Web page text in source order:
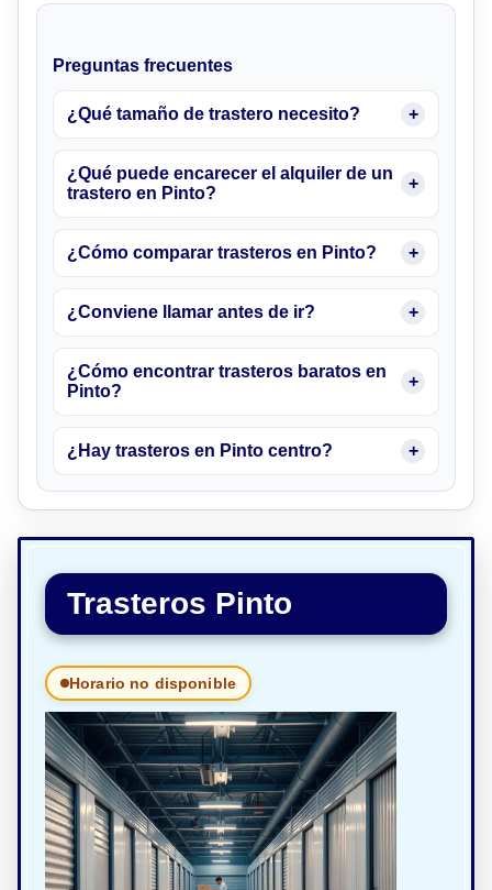
Preguntas frecuentes
¿Qué tamaño de trastero necesito?
¿Qué puede encarecer el alquiler de un
trastero en Pinto?
¿Cómo comparar trasteros en Pinto?
¿Conviene llamar antes de ir?
¿Cómo encontrar trasteros baratos en
Pinto?
¿Hay trasteros en Pinto centro?
Trasteros Pinto
Horario no disponible